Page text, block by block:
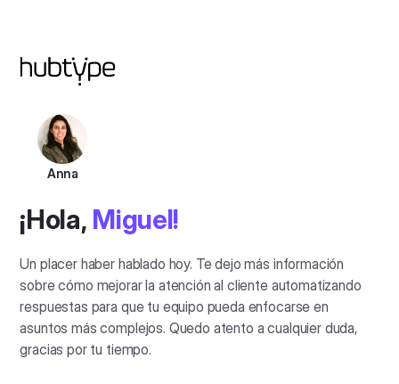
Anna
¡Hola, Miguel!
Un placer haber hablado hoy. Te dejo más información
sobre cómo mejorar la atención al cliente automatizando
respuestas para que tu equipo pueda enfocarse en
asuntos más complejos. Quedo atento a cualquier duda,
gracias por tu tiempo.